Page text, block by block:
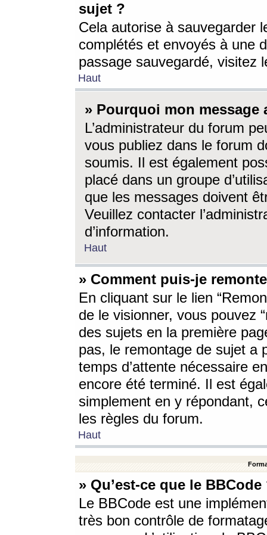
sujet ?
Cela autorise à sauvegarder
complétés et envoyés à une
passage sauvegardé, visitez
Haut
» Pourquoi mon message
L’administrateur du forum
vous publiez dans le forum
soumis. Il est également
placé dans un groupe
que les messages doivent
Veuillez contacter
d’information.
Haut
» Comment puis-je
En cliquant sur le lien
de le visionner, vous pouvez
des sujets en la première
pas, le remontage de sujet a
temps d’attente nécessaire
encore été terminé. Il est
simplement en y répondant,
les règles du forum.
Haut
» Qu’est-ce que le BBCode
Le BBCode est une
très bon contrôle de